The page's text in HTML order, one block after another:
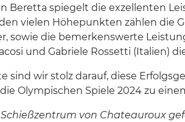
Beretta spiegelt die exzellenten
vielen Höhepunkten zählen die
sowie die bemerkenswerte
und Gabriele Rossetti (Italien)
sind wir stolz darauf, diese
Olympischen Spiele 2024 zu
von Chateauroux